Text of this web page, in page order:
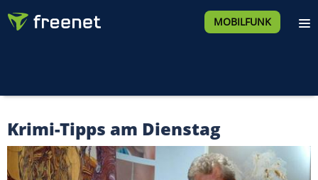
MOBILFUNK
Krimi-Tipps am Dienstag